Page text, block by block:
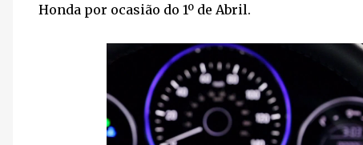
Honda por ocasião do 1º de Abril.